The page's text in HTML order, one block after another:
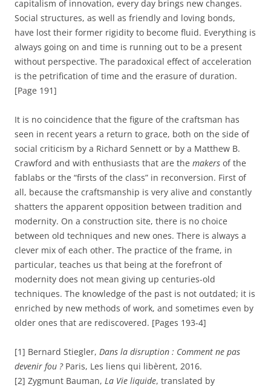
capitalism of innovation, every day brings new changes.
Social structures, as well as friendly and loving bonds,
have lost their former rigidity to become fluid. Everything is
always going on and time is running out to be a present
without perspective. The paradoxical effect of acceleration
is the petrification of time and the erasure of duration.
[Page 191]
It is no coincidence that the figure of the craftsman has
seen in recent years a return to grace, both on the side of
social criticism by a Richard Sennett or by a Matthew B.
Crawford and with enthusiasts that are the makers of the
fablabs or the “firsts of the class” in reconversion. First of
all, because the craftsmanship is very alive and constantly
shatters the apparent opposition between tradition and
modernity. On a construction site, there is no choice
between old techniques and new ones. There is always a
clever mix of each other. The practice of the frame, in
particular, teaches us that being at the forefront of
modernity does not mean giving up centuries-old
techniques. The knowledge of the past is not outdated; it is
enriched by new methods of work, and sometimes even by
older ones that are rediscovered. [Pages 193-4]
[1] Bernard Stiegler, Dans la disruption : Comment ne pas
devenir fou ?Paris, Les liens qui libèrent, 2016.
[2] Zygmunt Bauman, La Vie liquide, translated by